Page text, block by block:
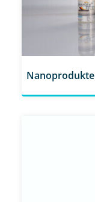
Nanoprodukte